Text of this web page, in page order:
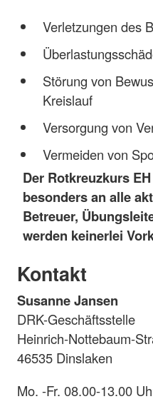
Verletzungen des
Störung von
Kreislauf
Versorgung von
Vermeiden von
Der Rotkreuzkurs
besonders an alle
Betreuer,
werden keinerlei
Kontakt
Susanne Jansen
DRK-Geschäftsstelle
Heinrich-Nottebaum-
46535 Dinslaken
Mo. -Fr. 08.00-13.00